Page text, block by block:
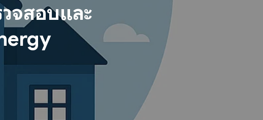
จสอบและ